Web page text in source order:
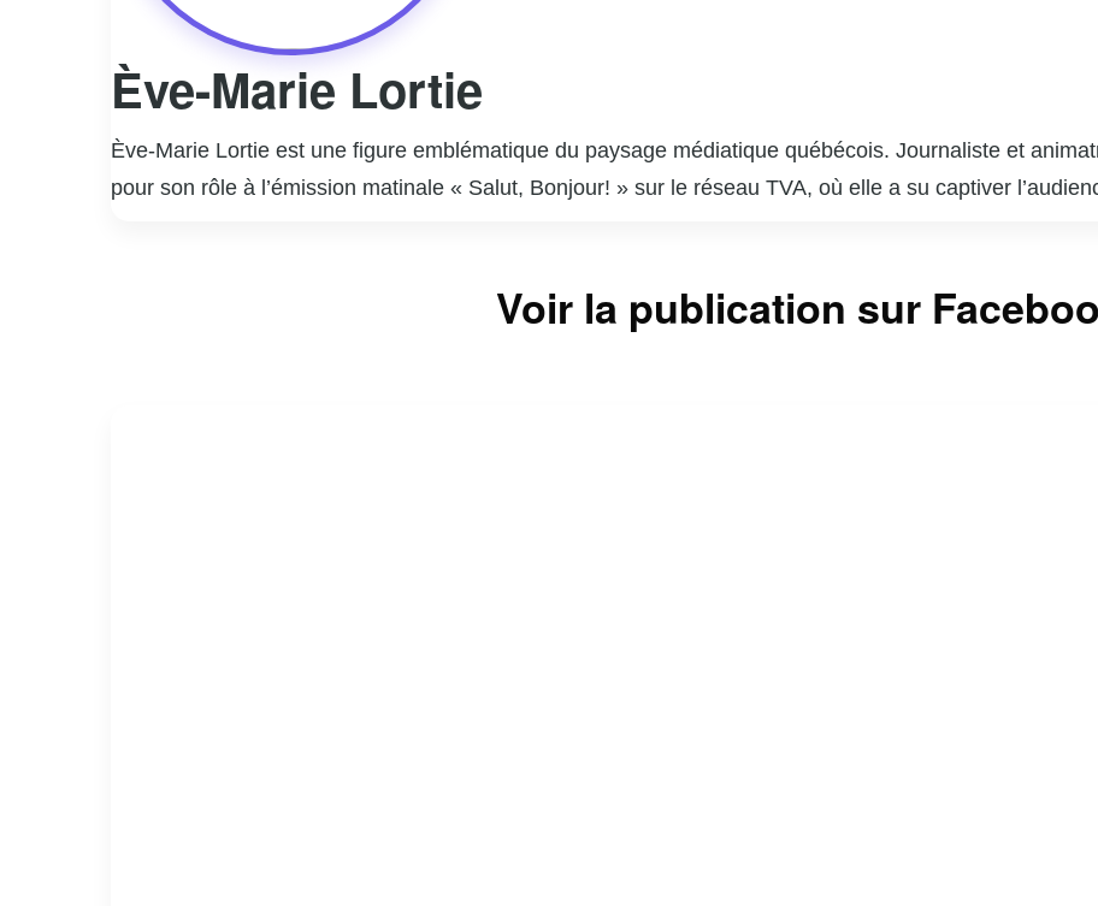
Ève-Marie Lortie
Ève-Marie Lortie est une figure emblématique du paysage médiatique québécois. Journaliste et
pour son rôle à l’émission matinale « Salut, Bonjour! » sur le réseau TVA, où elle a su captiver
divertissement. En dehors de son travail à la télévision, Ève-Marie est également engagée dans
touchant la santé mentale et l’éducation. Sa capacité à jongler entre ses responsabilités
Voir la publication sur